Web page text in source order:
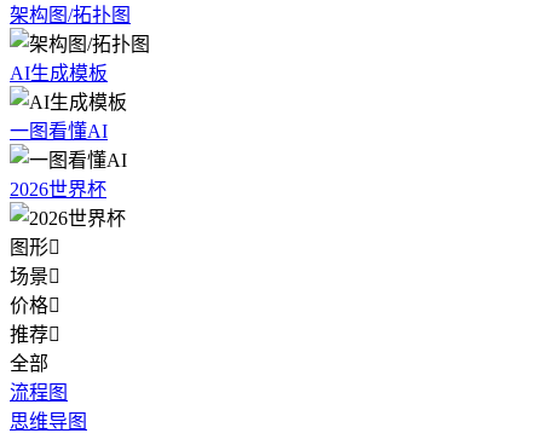
架构图/拓扑图
AI生成模板
一图看懂AI
2026世界杯
图形
场景
价格
推荐
全部
流程图
思维导图